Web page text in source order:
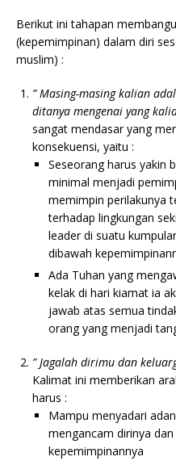
Berikut ini tahapan
(kepemimpinan) dalam diri
muslim) :
” Masing-masing kalian
ditanya mengenai yang
sangat mendasar yang
konsekuensi, yaitu :
Seseorang harus yakin
minimal menjadi
memimpin perilakunya
terhadap lingkungan
leader di suatu
dibawah
Ada Tuhan yang
kelak di hari kiamat ia
jawab atas semua
orang yang menjadi
” Jagalah dirimu dan
Kalimat ini memberikan
harus :
Mampu menyadari
mengancam dirinya
kepemimpinannya